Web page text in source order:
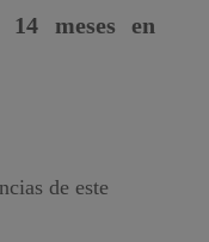
14 meses en
de este